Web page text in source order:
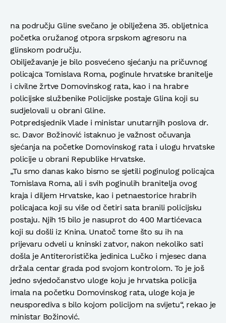
na području Gline svečano je obilježena 35. obljetnica
početka oružanog otpora srpskom agresoru na
glinskom području.
Obilježavanje je bilo posvećeno sjećanju na pričuvnog
policajca Tomislava Roma, poginule hrvatske branitelje
i civilne žrtve Domovinskog rata, kao i na hrabre
policijske službenike Policijske postaje Glina koji su
sudjelovali u obrani Gline.
Potpredsjednik Vlade i ministar unutarnjih poslova dr.
sc. Davor Božinović istaknuo je važnost očuvanja
sjećanja na početke Domovinskog rata i ulogu hrvatske
policije u obrani Republike Hrvatske.
„Tu smo danas kako bismo se sjetili poginulog policajca
Tomislava Roma, ali i svih poginulih branitelja ovog
kraja i diljem Hrvatske, kao i petnaestorice hrabrih
policajaca koji su više od četiri sata branili policijsku
postaju. Njih 15 bilo je nasuprot do 400 Martićevaca
koji su došli iz Knina. Unatoč tome što su ih na
prijevaru odveli u kninski zatvor, nakon nekoliko sati
došla je Antiteroristička jedinica Lučko i mjesec dana
držala centar grada pod svojom kontrolom. To je još
jedno svjedočanstvo uloge koju je hrvatska policija
imala na početku Domovinskog rata, uloge koja je
neusporediva s bilo kojom policijom na svijetu“, rekao je
ministar Božinović.